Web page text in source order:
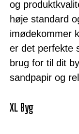
og
høje standard
imødekommer
er det perfekte
brug for til dit
sandpapir og
XL Byg